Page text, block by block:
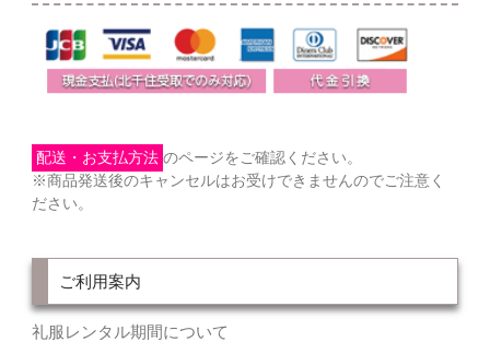
配送・お支払方法 のページをご確認ください。
※商品発送後のキャンセルはお受けできませんのでご注意く
ださい。
ご利用案内
礼服レンタル期間について